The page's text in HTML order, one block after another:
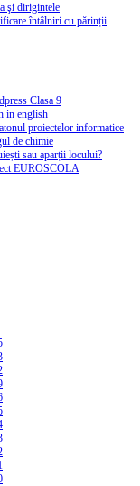
şi dirigintele
întâlniri cu părinții
Clasa 9
in english
proiectelor informatice
de chimie
sau aparții locului?
EUROSCOLA